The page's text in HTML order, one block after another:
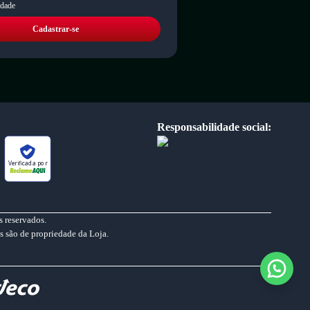
Cadastrar-se
Verificada por
Responsabilidade social:
reservados.
são de propriedade da Loja.